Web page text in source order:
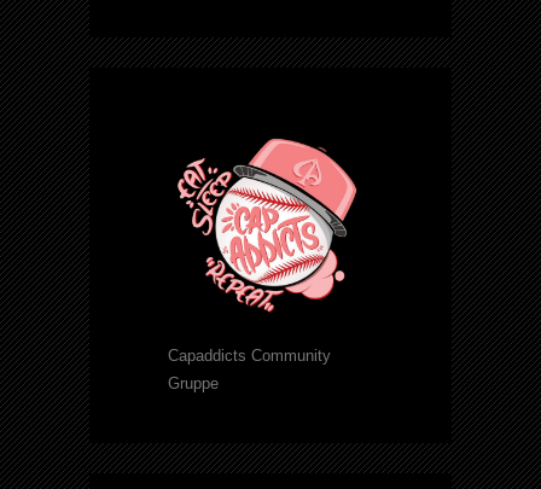
Capaddicts Community
Gruppe